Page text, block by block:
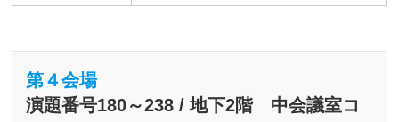
第４会場
演題番号180～238 / 地下2階 中会議室コ